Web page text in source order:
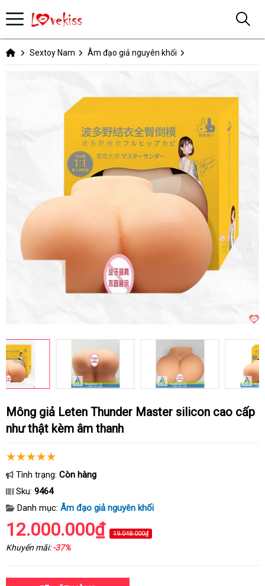
Sextoy Nam Âm đạo giả nguyên khối
Mông giả Leten Thunder Master silicon cao cấp
như thật kèm âm thanh
Tình trạng: Còn hàng
Sku: 9464
Danh mục: Âm đạo giả nguyên khối
12.000.000₫ 19.048.000₫
Khuyến mãi:-37%